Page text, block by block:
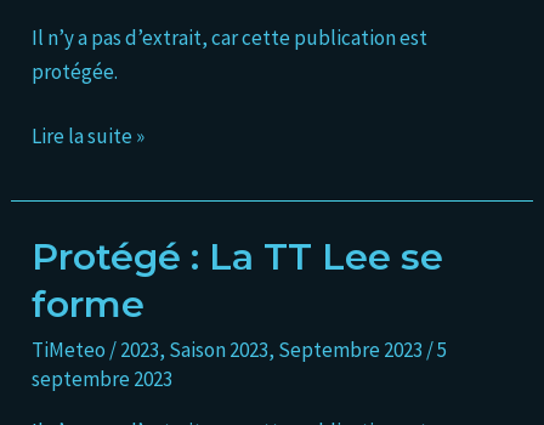
Il n’y a pas d’extrait, car cette publication est
protégée.
et
Margot
renforce
Lire la suite »
Protégé : La TT Lee se
forme
TiMeteo /2023, Saison 2023, Septembre 2023 /5
septembre 2023
Protégé :
TT
Lee
se
forme